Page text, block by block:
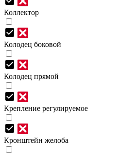
Коллектор
Колодец боковой
Колодец прямой
Крепление регулируемое
Кронштейн желоба